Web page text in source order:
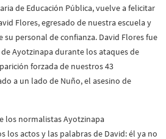
de Educación Pública, vuelve a felicitar
Flores, egresado de nuestra escuela y
personal de confianza. David Flores fue
Ayotzinapa durante los ataques de
forzada de nuestros 43
a un lado de Nuño, el asesino de
los normalistas Ayotzinapa
los actos y las palabras de David: él ya no